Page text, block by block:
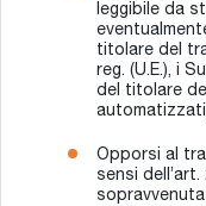
leggibile da
titolare del
reg. (U.E.), i
del titolare
Opporsi al
sensi dell’art.